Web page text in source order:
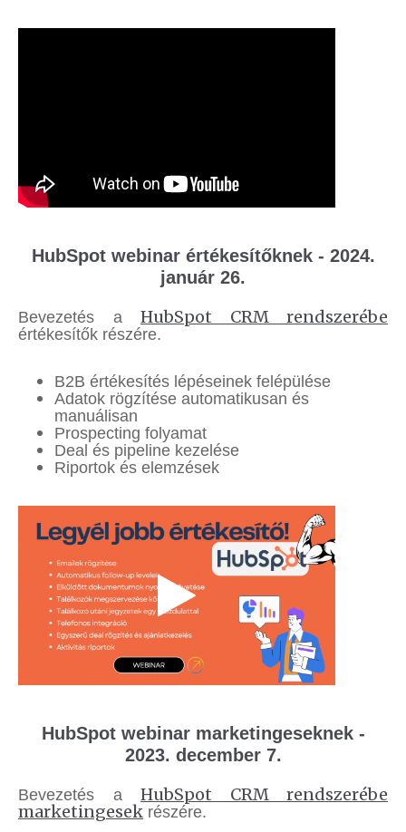
HubSpot webinar értékesítőknek - 2024.
január 26.
Bevezetés a HubSpot CRM rendszerébe
értékesítők részére.
B2B értékesítés lépéseinek felépülése
Adatok rögzítése automatikusan és
manuálisan
Prospecting folyamat
Deal és pipeline kezelése
Riportok és elemzések
HubSpot webinar marketingeseknek -
2023. december 7.
Bevezetés a HubSpot CRM rendszerébe
marketingesek részére.